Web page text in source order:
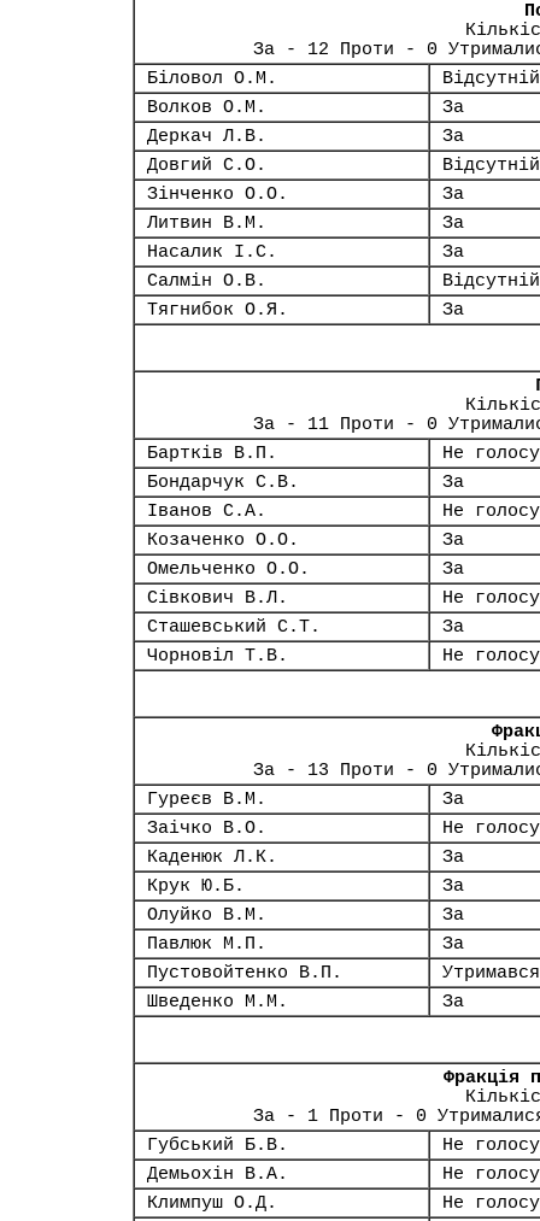
За - 12 Проти - 0
Біловол О.М.
Відсутній
Волков О.М.
За
Деркач Л.В.
За
Довгий С.О.
Відсутній
Зінченко О.О.
За
Литвин В.М.
За
Насалик І.С.
За
Салмін О.В.
Відсутній
Тягнибок О.Я.
За
За - 11 Проти - 0
Бартків В.П.
Не
Бондарчук С.В.
За
Іванов С.А.
Не
Козаченко О.О.
За
Омельченко О.О.
За
Сівкович В.Л.
Не
Сташевський С.Т.
За
Чорновіл Т.В.
Не
За - 13 Проти - 0
Гуреєв В.М.
За
Заічко В.О.
Не
Каденюк Л.К.
За
Крук Ю.Б.
За
Олуйко В.М.
За
Павлюк М.П.
За
Пустовойтенко В.П.
Утримався
Шведенко М.М.
За
Фракція
За - 1 Проти - 0
Губський Б.В.
Не
Демьохін В.А.
Не
Климпуш О.Д.
Не